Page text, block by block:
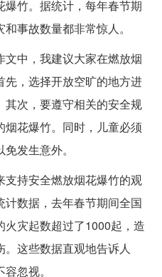
竹。据统计，每年春节期
事故数量都非常惊人。
中，我建议大家在燃放烟
，选择开放空旷的地方进
次，要遵守相关的安全规
花爆竹。同时，儿童必须
发生意外。
支持安全燃放烟花爆竹的观
计数据，去年春节期间全国
灾起数超过了1000起，造
这些数据直观地告诉人
忽视。